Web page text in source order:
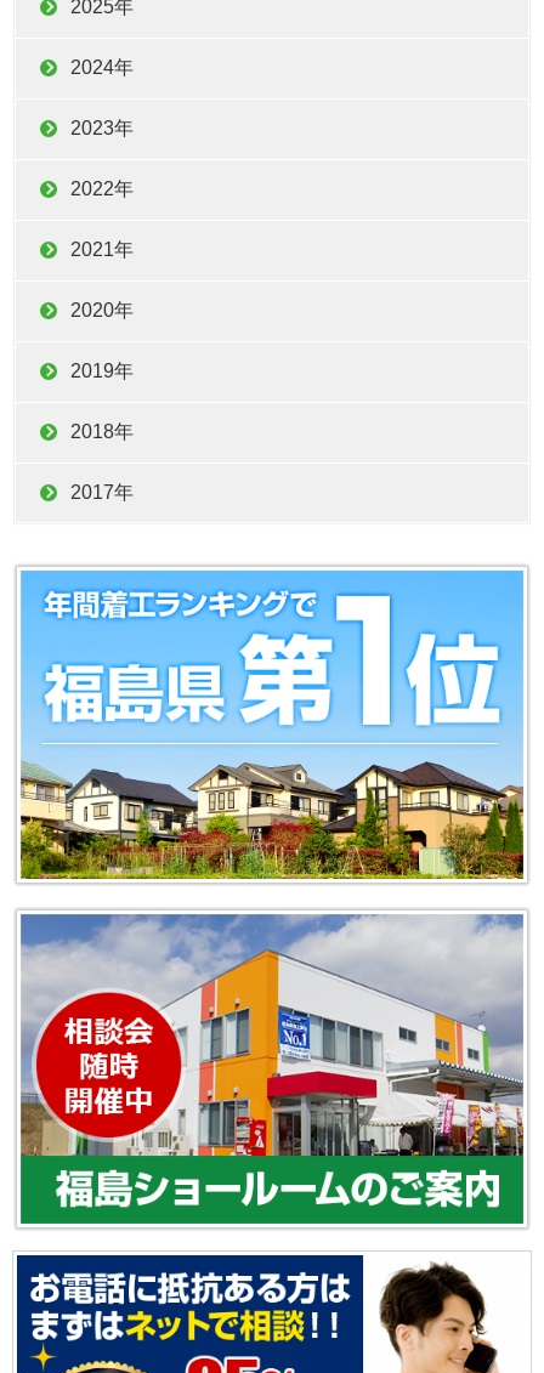
2025年
2024年
2023年
2022年
2021年
2020年
2019年
2018年
2017年